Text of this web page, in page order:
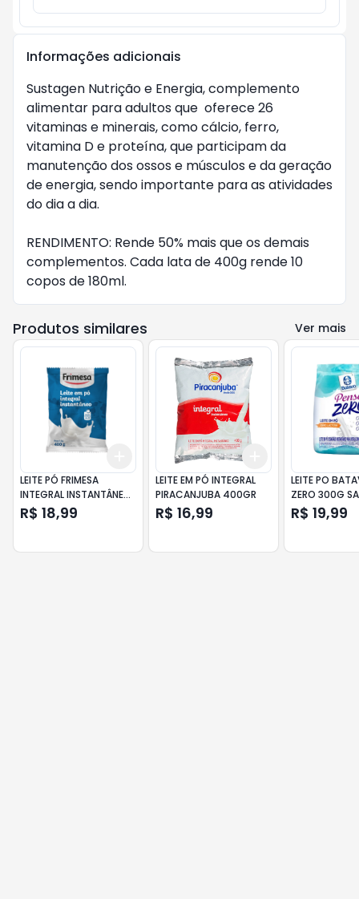
Informações adicionais
Sustagen Nutrição e Energia, complemento
alimentar para adultos que  oferece 26
vitaminas e minerais, como cálcio, ferro,
vitamina D e proteína, que participam da
manutenção dos ossos e músculos e da geração
de energia, sendo importante para as atividades
do dia a dia.
RENDIMENTO: Rende 50% mais que os demais
complementos. Cada lata de 400g rende 10
copos de 180ml.
Produtos similares Ver mais
+10
Add
LEITE PÓ FRIMESA
INTEGRAL INSTANTÂNEO
400GR
R$ 18,99
+10
Add
LEITE EM PÓ INTEGRAL
PIRACANJUBA 400GR
R$ 16,99
LEITE PO
ZERO 300G
DESNATADO
R$ 19,99